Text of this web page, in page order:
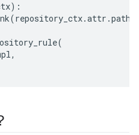
):
(repository_ctx.attr .path
(
,